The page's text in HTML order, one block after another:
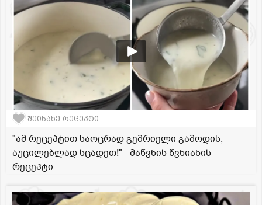
შეინახე რეცეპტი
"ამ რეცეპტით საოცრად გემრიელი გამოდის,
აუცილებლად სცადეთ!" - მაწვნის წვნიანის
რეცეპტი